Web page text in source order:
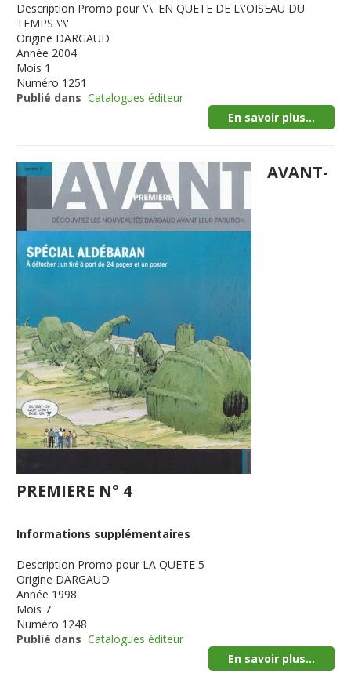
Description Promo pour \'\' EN QUETE DE L\'OISEAU DU
TEMPS \'\'
Origine DARGAUD
Année 2004
Mois 1
Numéro 1251
Publié dans Catalogues éditeur
En savoir plus...
AVANT-
PREMIERE N° 4
Informations supplémentaires
Description Promo pour LA QUETE 5
Origine DARGAUD
Année 1998
Mois 7
Numéro 1248
Publié dans Catalogues éditeur
En savoir plus...